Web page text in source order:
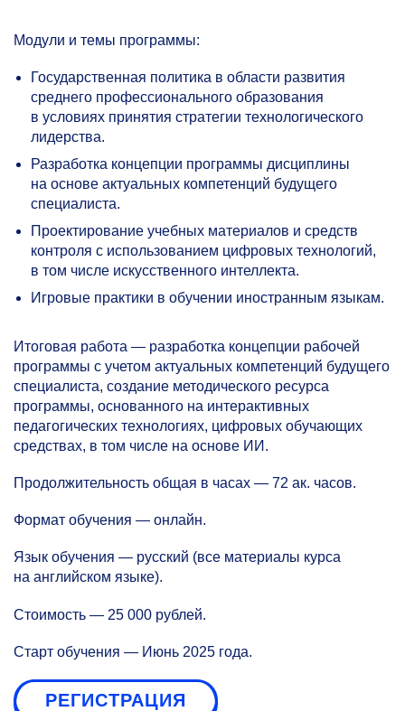
Модули и темы программы:
Государственная политика в области развития
среднего профессионального образования
в условиях принятия стратегии технологического
лидерства.
Разработка концепции программы дисциплины
на основе актуальных компетенций будущего
специалиста.
Проектирование учебных материалов и средств
контроля с использованием цифровых технологий,
в том числе искусственного интеллекта.
Игровые практики в обучении иностранным языкам.
Итоговая работа — разработка концепции рабочей
программы с учетом актуальных компетенций будущего
специалиста, создание методического ресурса
программы, основанного на интерактивных
педагогических технологиях, цифровых обучающих
средствах, в том числе на основе ИИ.
Продолжительность общая в часах — 72 ак. часов.
Формат обучения — онлайн.
Язык обучения — русский (все материалы курса
на английском языке).
Стоимость — 25 000 рублей.
Старт обучения — Июнь 2025 года.
РЕГИСТРАЦИЯ